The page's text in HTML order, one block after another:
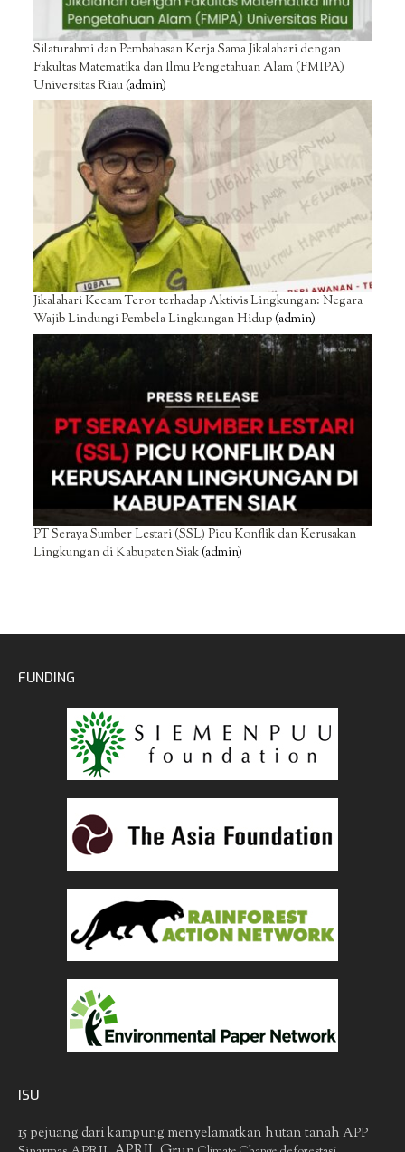
Silaturahmi dan Pembahasan Kerja Sama Jikalahari dengan
Fakultas Matematika dan Ilmu Pengetahuan Alam (FMIPA)
Universitas Riau(admin)
Jikalahari Kecam Teror terhadap Aktivis Lingkungan: Negara
Wajib Lindungi Pembela Lingkungan Hidup(admin)
PT Seraya Sumber Lestari (SSL) Picu Konflik dan Kerusakan
Lingkungan di Kabupaten Siak(admin)
FUNDING
ISU
15 pejuang dari kampung menyelamatkan hutan tanah APP